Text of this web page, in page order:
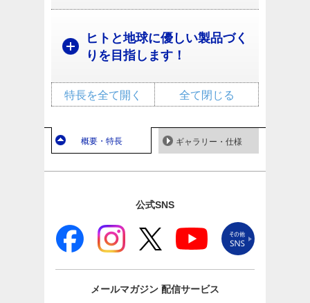
ヒトと地球に優しい製品づく
りを目指します！
全て閉じる
特長を全て開く
概要・特長 ギャラリー・仕様
公式SNS
メールマガジン 配信サービス